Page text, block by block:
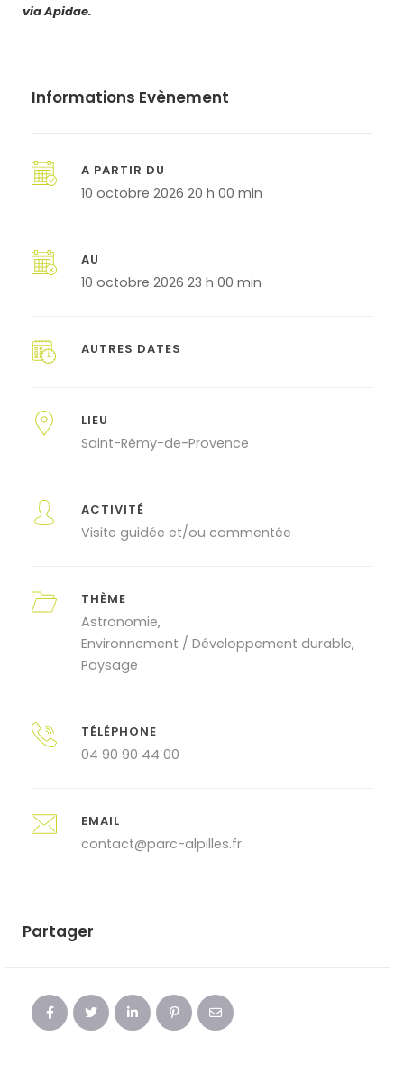
via Apidae.
Informations Evènement
A PARTIR DU
10 octobre 2026 20 h 00 min
AU
10 octobre 2026 23 h 00 min
AUTRES DATES
LIEU
Saint-Rémy-de-Provence
ACTIVITÉ
Visite guidée et/ou commentée
THÈME
Astronomie
Environnement / Développement durable
Paysage
TÉLÉPHONE
04 90 90 44 00
EMAIL
contact@parc-alpilles.fr
Partager